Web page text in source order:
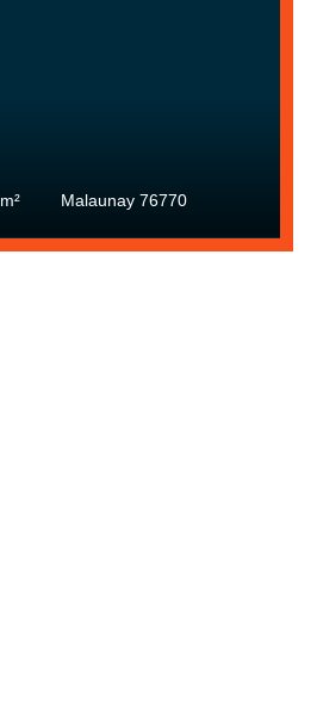
m² Malaunay 76770